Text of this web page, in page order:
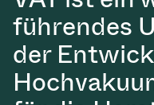
führendes
der